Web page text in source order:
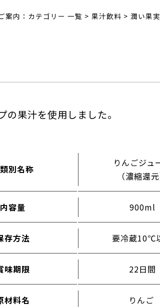
案内：カテゴリー 一覧 > 果汁飲料 > 潤い果
の果汁を使用しました。
別名称
りんごジュ
（濃縮還元
内容量 900ml
存方法 要冷蔵10℃
味期限 22日間
材料名 りんご